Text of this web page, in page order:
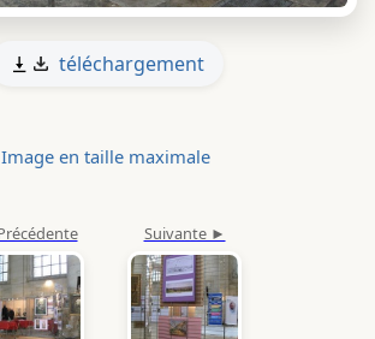
téléchargement
Image en taille maximale